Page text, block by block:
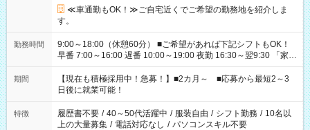
≪車通勤もOK！≫ご自宅近くでご希望の勤務地を紹介しま
す。
勤務時間
9:00～18:00（休憩60分） ■ご希望があれば下記シフトもOK！
早番 7:00～16:00 遅番 10:00～19:00 夜勤 16:30～翌9:30 「家族
と休みを合わせたい」 「余裕を持って夕飯の準備がしたい」
「できれば残業はしたくない」 など、ご希望を教えてください
ね。 ※Wワーク希望の方へ 今ご覧のお仕事で希望する勤務時間
と、もう1つのお仕事の勤務時間。 合計で週40時間を超える場
合は応募できません。
期間
【現在も積極採用中！急募！】■2カ月～ ■応募から最短2～3
日後に就業可能！
特徴 履歴書不要 / 40～50代活躍中 / 服装自由 / シフト勤務 / 10名以
上の大量募集 / 電話対応なし / パソコンスキル不要